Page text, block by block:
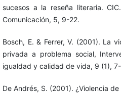
sucesos a la reseña literaria.
Comunicación, 5, 9-22.
Bosch, E. & Ferrer, V. (2001). La
privada a problema social,
igualdad y calidad de vida, 9 (1),
De Andrés, S. (2001). ¿Violencia